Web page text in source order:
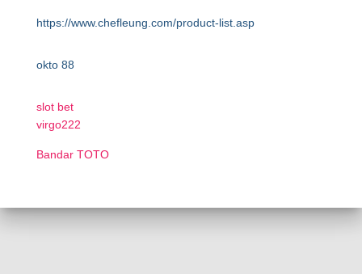
https://www.chefleung.com/product-list.asp
okto 88
slot bet
virgo222
Bandar TOTO